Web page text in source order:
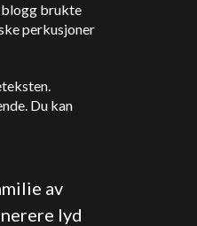
blogg brukte
perkusjoner
Du kan
av
lyd